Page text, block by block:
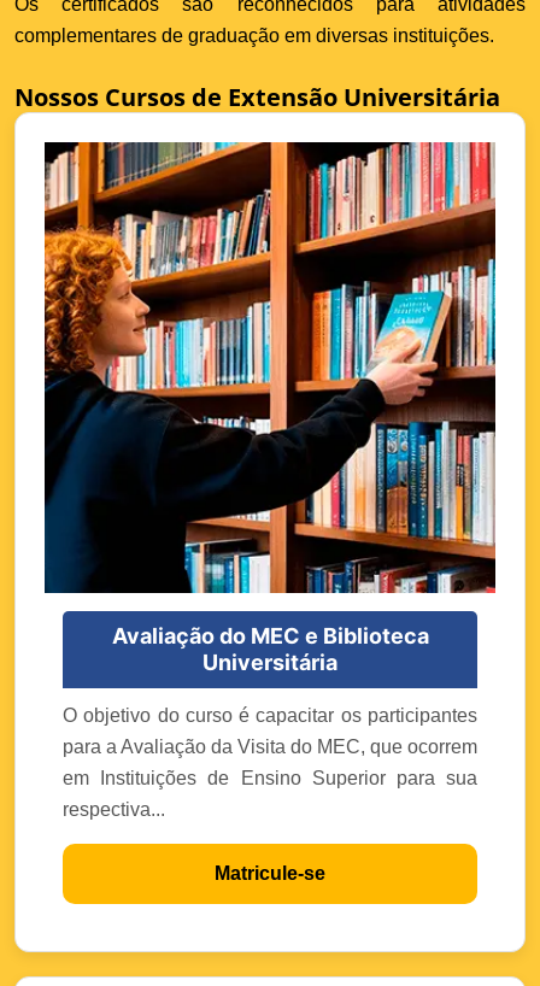
Os certificados são reconhecidos para atividades
complementares de graduação em diversas instituições.
Nossos Cursos de Extensão Universitária
Avaliação do MEC e Biblioteca
Universitária
O objetivo do curso é capacitar os participantes
para a Avaliação da Visita do MEC, que ocorrem
em Instituições de Ensino Superior para sua
respectiva...
Matricule-se